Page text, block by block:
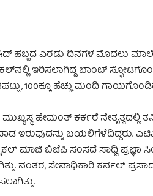
ಹಬ್ಬದ ಎರಡು ದಿನಗಳ ಮೊದಲು
ಇರಿಸಲಾಗಿದ್ದ ಬಾಂಬ್
100ಕ್ಕೂ ಹೆಚ್ಚು ಮಂದಿ
ಹೇಮಂತ್ ಕರ್ಕರೆ ನೇತೃತ್ವದಲ್ಲಿ
ಇರುವುದನ್ನು ಬಯಲಿಗೆಳೆದಿದ್ದರು.
ಮಾಜಿ ಬಿಜೆಪಿ ಸಂಸದೆ ಸಾಧ್ವಿ ಪ್ರಜ್ಞಾ
ನಂತರ, ಸೇನಾಧಿಕಾರಿ ಕರ್ನಲ್